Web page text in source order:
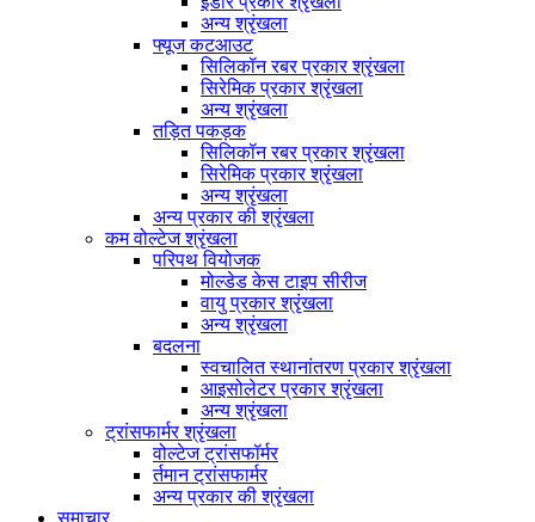
अन्य श्रृंखला
फ्यूज कटआउट
सिलिकॉन रबर प्रकार श्रृंखला
सिरेमिक प्रकार श्रृंखला
अन्य श्रृंखला
तड़ित पकड़क
सिलिकॉन रबर प्रकार श्रृंखला
सिरेमिक प्रकार श्रृंखला
अन्य श्रृंखला
अन्य प्रकार की श्रृंखला
कम वोल्टेज श्रृंखला
परिपथ वियोजक
मोल्डेड केस टाइप सीरीज
वायु प्रकार श्रृंखला
अन्य श्रृंखला
बदलना
स्वचालित स्थानांतरण प्रकार श्रृंखला
आइसोलेटर प्रकार श्रृंखला
अन्य श्रृंखला
ट्रांसफार्मर श्रृंखला
वोल्टेज ट्रांसफॉर्मर
र्तमान ट्रांसफार्मर
अन्य प्रकार की श्रृंखला
समाचार